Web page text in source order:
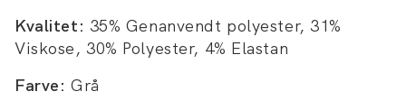
Kvalitet: 35% Genanvendt polyester, 31%
Viskose, 30% Polyester, 4% Elastan
Farve: Grå